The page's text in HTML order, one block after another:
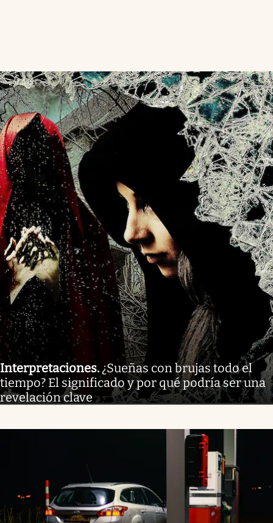
Interpretaciones. ¿Sueñas con brujas todo el
tiempo? El significado y por qué podría ser una
revelación clave